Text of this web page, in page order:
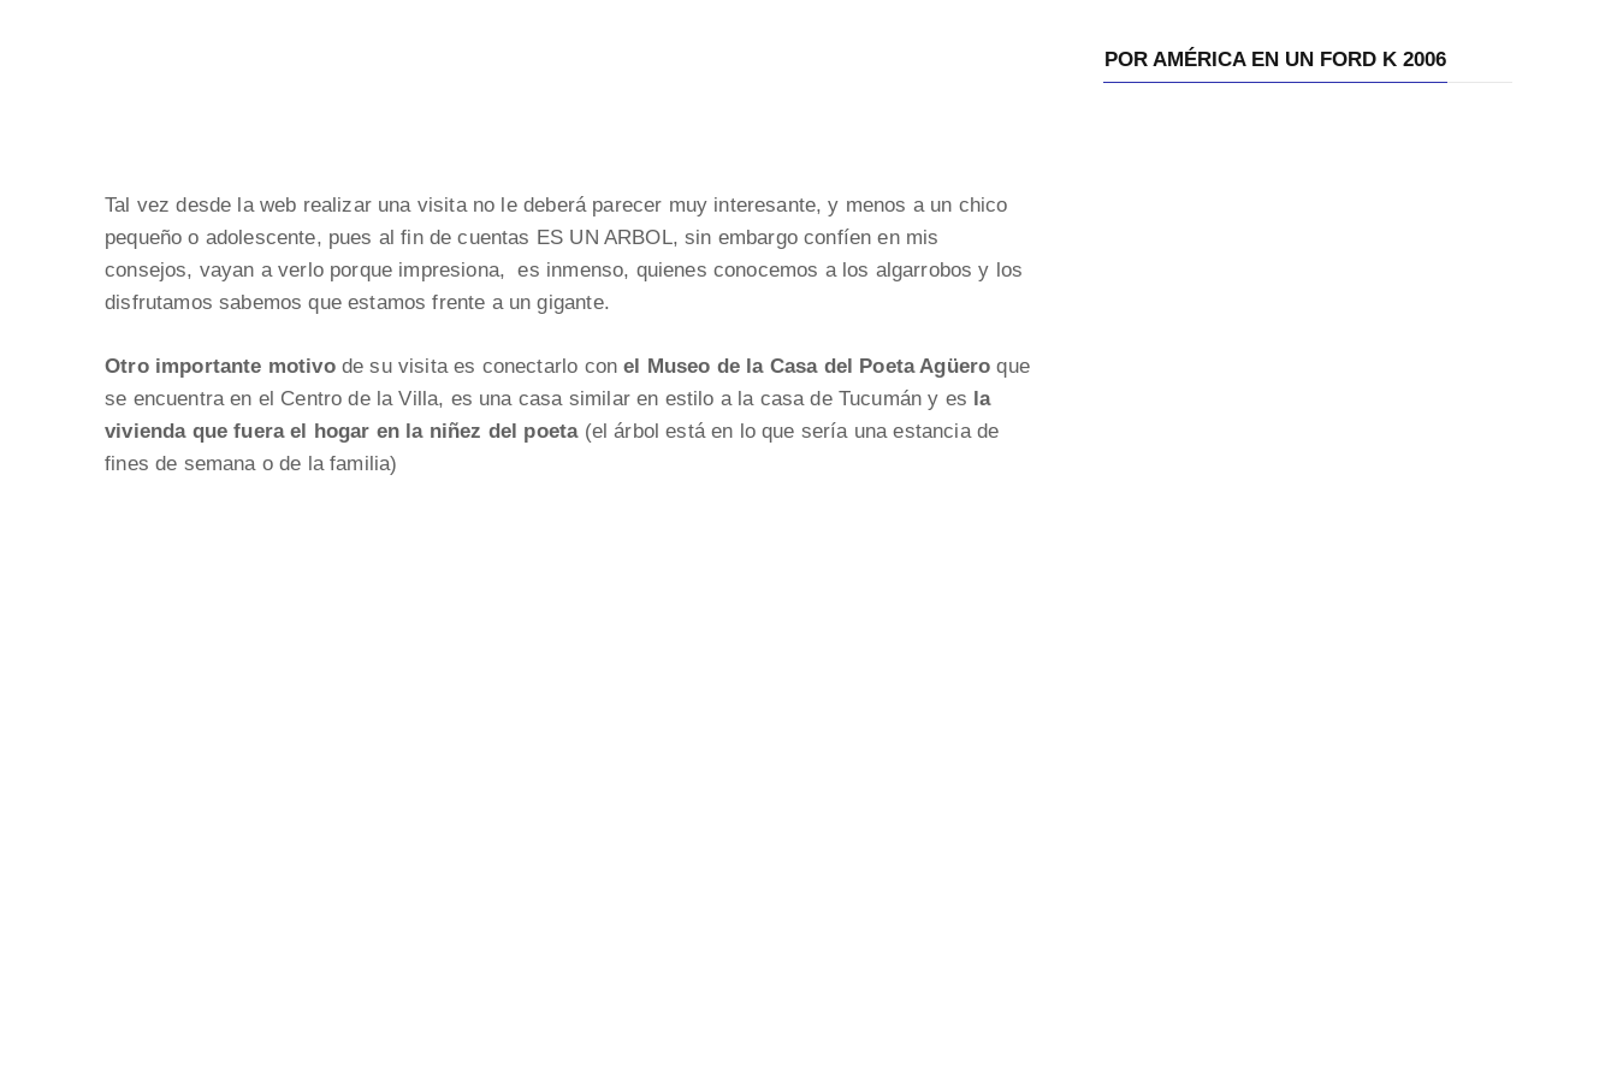
Tal vez desde la web realizar una visita no le deberá parecer muy interesante, y menos a un chico
pequeño o adolescente, pues al fin de cuentas ES UN ARBOL, sin embargo confíen en mis
consejos, vayan a verlo porque impresiona, es inmenso, quienes conocemos a los algarrobos y los
disfrutamos sabemos que estamos frente a un gigante.
Otro importante motivode su visita es conectarlo conel Museo de la Casa del Poeta Agüero que
se encuentra en el Centro de la Villa, es una casa similar en estilo a la casa de Tucumán y es la
vivienda que fuera el hogar en la niñez del poeta(el árbol está en lo que sería una estancia de
fines de semana o de la familia)
POR AMÉRICA EN UN FORD K 2006